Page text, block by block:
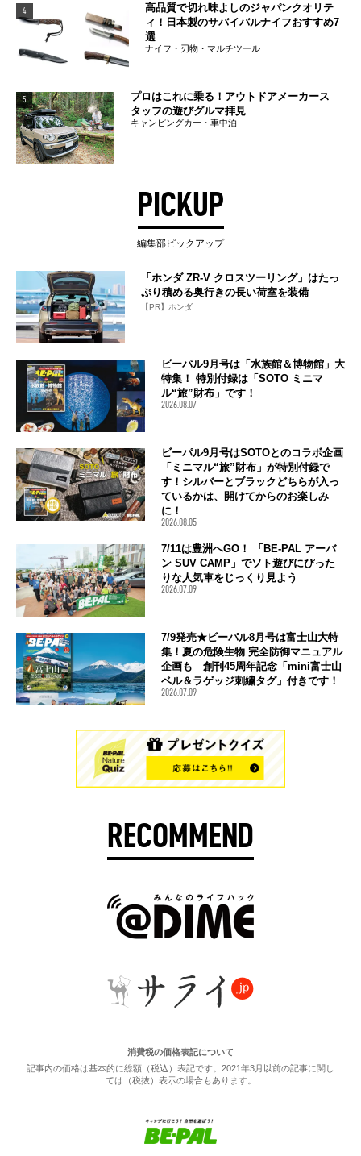
4
高品質で切れ味よしのジャパンクオリテ
ィ！日本製のサバイバルナイフおすすめ7
選
ナイフ・刃物・マルチツール
5
プロはこれに乗る！アウトドアメーカース
タッフの遊びグルマ拝見
キャンピングカー・車中泊
PICKUP
編集部ピックアップ
「ホンダ ZR-V クロスツーリング」はたっ
ぷり積める奥行きの長い荷室を装備
【PR】ホンダ
ビーパル9月号は「水族館＆博物館」大
特集！ 特別付録は「SOTO ミニマ
ル“旅”財布」です！
2026.08.07
ビーパル9月号はSOTOとのコラボ企画
「ミニマル“旅”財布」が特別付録で
す！シルバーとブラックどちらが入っ
ているかは、開けてからのお楽しみ
に！
2026.08.05
7/11は豊洲へGO！ 「BE-PAL アーバ
ン SUV CAMP」でソト遊びにぴった
りな人気車をじっくり見よう
2026.07.09
7/9発売★ビーパル8月号は富士山大特
集！夏の危険生物 完全防御マニュアル
企画も 創刊45周年記念「mini富士山
ベル＆ラゲッジ刺繍タグ」付きです！
2026.07.09
RECOMMEND
消費税の価格表記について
記事内の価格は基本的に総額（税込）表記です。2021年3月以前の記事に関し
ては（税抜）表示の場合もあります。